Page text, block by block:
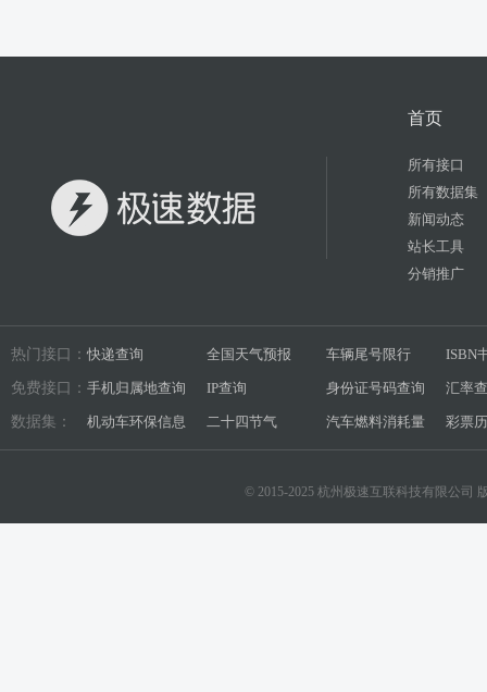
首页
所有接口
所有数据集
新闻动态
站长工具
分销推广
热门接口： 快递查询 全国天气预报 车辆尾号限行 ISBN
免费接口： 手机归属地查询 IP查询 身份证号码查询 汇率
数据集： 机动车环保信息 二十四节气 汽车燃料消耗量 彩票
© 2015-2025 杭州极速互联科技有限公司